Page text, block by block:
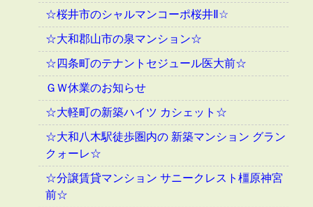
☆桜井市のシャルマンコーポ桜井Ⅱ☆
☆大和郡山市の泉マンション☆
☆四条町のテナントセジュール医大前☆
ＧＷ休業のお知らせ
☆大軽町の新築ハイツ カシェット☆
☆大和八木駅徒歩圏内の 新築マンション グラン
クォーレ☆
☆分譲賃貸マンション サニークレスト橿原神宮
前☆